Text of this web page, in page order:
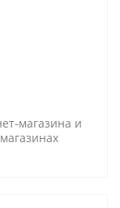
магазина и